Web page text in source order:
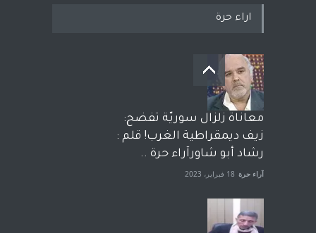
اراء حرة
معاناة زلزال سوريّة تفضح:
زيف ديمقراطية الغرب! قلم :
رشاد أبو شاورآراء حرة ..
آراء حرة 18 فبراير، 2023